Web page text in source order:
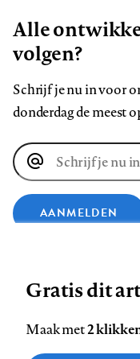
Alle
volgen?
Schrijf je nu in voor
donderdag de meest
E-
mailadres
AANMELDEN
Zie onze cookie policy
Gratis dit
Maak met2